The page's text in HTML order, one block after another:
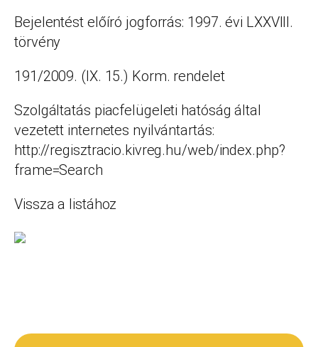
Bejelentést előíró jogforrás: 1997. évi LXXVIII.
törvény
191/2009. (IX. 15.) Korm. rendelet
Szolgáltatás piacfelügeleti hatóság által
vezetett internetes nyilvántartás:
http://regisztracio.kivreg.hu/web/index.php?
frame=Search
Vissza a listához